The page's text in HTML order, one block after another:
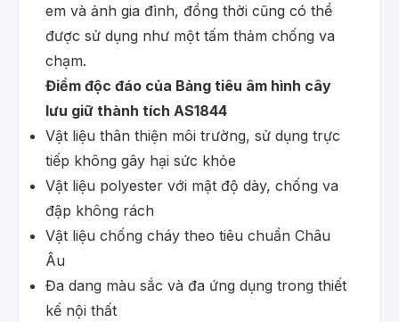
em và ảnh gia đình, đồng thời cũng có thể
được sử dụng như một tấm thảm chống va
chạm.
Điểm độc đáo của Bảng tiêu âm hình cây
lưu giữ thành tích AS1844
Vật liệu thân thiện môi trường, sử dụng trực
tiếp không gây hại sức khỏe
Vật liệu polyester với mật độ dày, chống va
đập không rách
Vật liệu chống cháy theo tiêu chuẩn Châu
Âu
Đa dang màu sắc và đa ứng dụng trong thiết
kế nội thất